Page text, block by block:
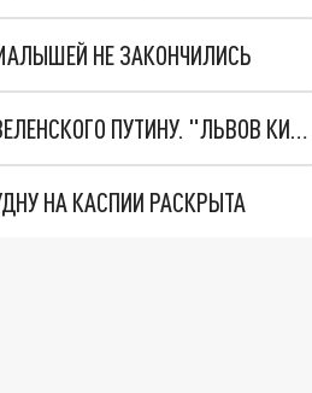
НЕ ЗАКОНЧИЛИСЬ
НОВОЕ МАСШТАБНЕЙШЕЕ НАСТУПЛЕНИЕ. ТРИ УЛЬТИМАТУМА ЗЕЛЕНСКОГО ПУТИНУ. "ЛЬВОВ КИМА" ПОСТАВЯТ НА ПВО? ГЛОБАЛЬНЫЙ ПРОРЫВ ПОД ЗАПОРОЖЬЕМ
НА КАСПИИ РАСКРЫТА